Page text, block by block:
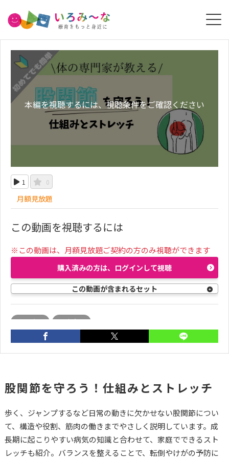
本編を視聴するには、視聴条件をご確認ください
1 0
月額見放題
この動画を視聴するには
※この動画は、月額見放題ご契約の方のみ視聴ができます
購入済みの方は、ログインして視聴
この動画が含まれるセット
コメさる 門脇竜一
股関節を守ろう！仕組みとストレッチ
歩く、ジャンプするなど日常の動きに欠かせない股関節につい
て、構造や役割、筋肉の働きまでやさしく説明しています。成
長期に起こりやすい病気の知識と合わせて、家庭でできるスト
レッチも紹介。バランスを整えることで、転倒やけがの予防に